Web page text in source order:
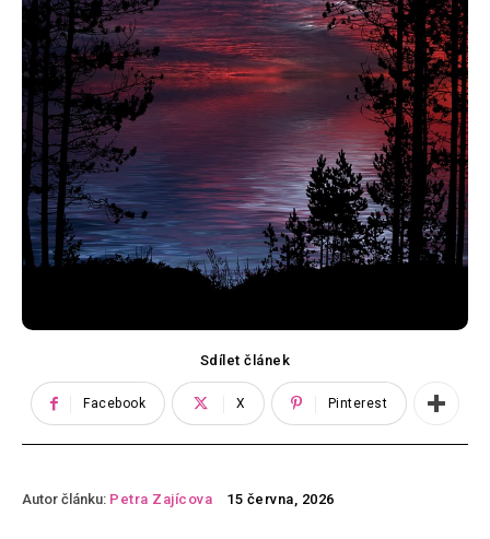
Sdílet článek
Facebook X Pinterest
Autor článku: Petra Zajícova 15 června, 2026